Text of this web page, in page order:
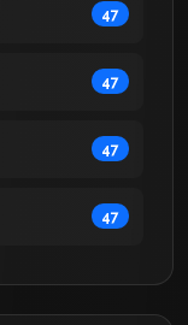
47
47
47
47